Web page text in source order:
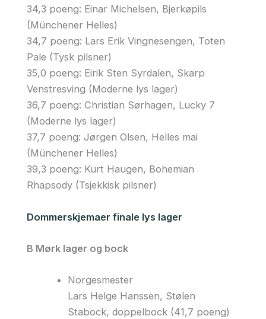
34,3 poeng: Einar Michelsen, Bjerkøpils
(Münchener Helles)
34,7 poeng: Lars Erik Vingnesengen, Toten
Pale (Tysk pilsner)
35,0 poeng: Eirik Sten Syrdalen, Skarp
Venstresving (Moderne lys lager)
36,7 poeng: Christian Sørhagen, Lucky 7
(Moderne lys lager)
37,7 poeng: Jørgen Olsen, Helles mai
(Münchener Helles)
39,3 poeng: Kurt Haugen, Bohemian
Rhapsody (Tsjekkisk pilsner)
Dommerskjemaer finale lys lager
B Mørk lager og bock
Norgesmester
Lars Helge Hanssen, Stølen
Stabock, doppelbock (41,7 poeng)